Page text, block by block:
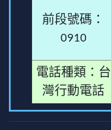
前段號碼：
0910
電話種類：台
灣行動電話